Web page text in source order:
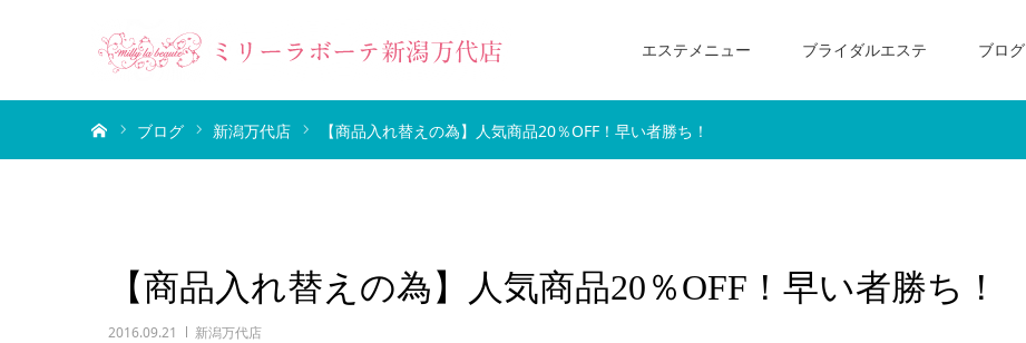
エステメニュー ブライダルエステ ブログ
ブログ 新潟万代店 【商品入れ替えの為】人気商品20％OFF！早い者勝ち！
【商品入れ替えの為】人気商品20％OFF！早い者勝ち！
2016.09.21 新潟万代店